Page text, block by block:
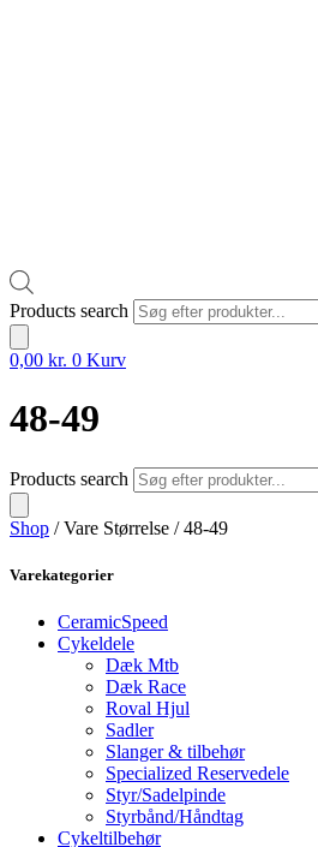
Products search
0,00 kr. 0 Kurv
48-49
Products search
Shop / Vare Størrelse / 48-49
Varekategorier
CeramicSpeed
Cykeldele
Dæk Mtb
Dæk Race
Roval Hjul
Sadler
Slanger & tilbehør
Specialized Reservedele
Styr/Sadelpinde
Styrbånd/Håndtag
Cykeltilbehør